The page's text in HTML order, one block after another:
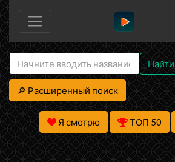
Найти
🔎 Расширенный поиск
Я смотрю ТОП 50